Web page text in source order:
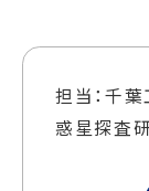
担当：千
惑星探査